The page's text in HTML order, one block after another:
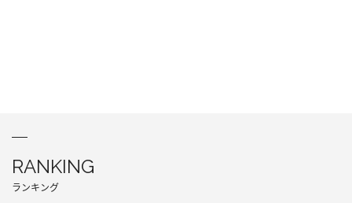
RANKING
ランキング